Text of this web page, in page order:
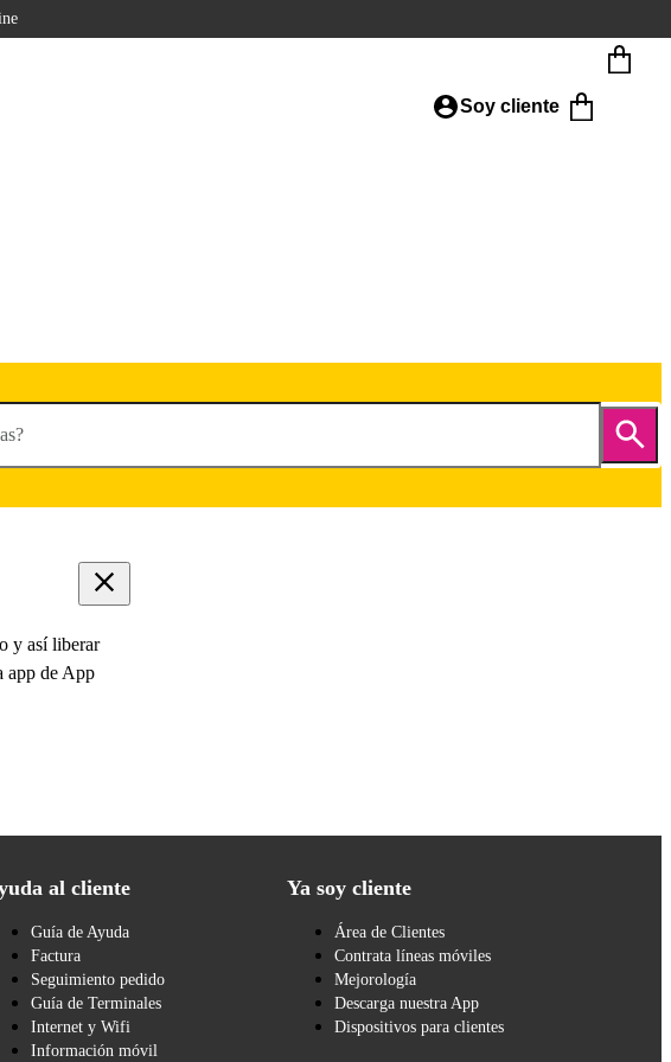
Soy cliente
y así liberar
app de App
al cliente
Guía de Ayuda
Factura
Seguimiento pedido
Guía de Terminales
Internet y Wifi
Información móvil
Ya soy cliente
Área de Clientes
Contrata líneas móviles
Mejorología
Descarga nuestra App
Dispositivos para clientes